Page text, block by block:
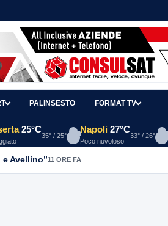
PALINSESTO FORMAT TV
25°C
35° / 25°
Napoli 27°C
Poco nuvoloso
33° / 26°
Avellino”11 ORE FA